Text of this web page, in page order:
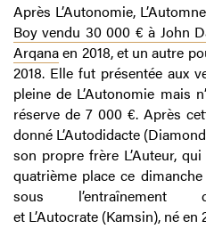
Après L’Autonomie,
Boy vendu 30 000 € à John
Arqanaen 2018, et un autre
2018. Elle fut présentée aux
pleine de L’Autonomie mais
réserve de 7 000 €. Après
donné L’Autodidacte
son propre frère L’Auteur,
quatrième place ce
sous
et L’Autocrate (Kamsin), né en